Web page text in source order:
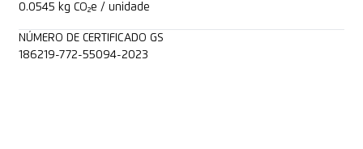
0.0545 kg CO₂e / unidade
NÚMERO DE CERTIFICADO GS
186219-772-55094-2023